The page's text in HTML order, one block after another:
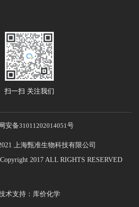
扫一扫 关注我们
安备31011202014051号
上海甄准生物科技有限公司
Copyright 2017 ALL RIGHTS RESERVED
术支持：库价化学